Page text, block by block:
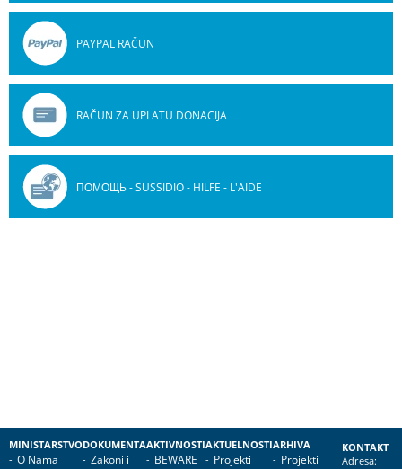
PAYPAL RAČUN
RAČUN ZA UPLATU DONACIJA
ПОМОЩЬ - SUSSIDIO - HILFE - L'AIDE
MINISTARSTVO
O Nama
DOKUMENTA
Zakoni i
AKTIVNOSTI
BEWARE
AKTUELNOSTI
Projekti
ARHIVA
Projekti
KONTAKT
Adresa: